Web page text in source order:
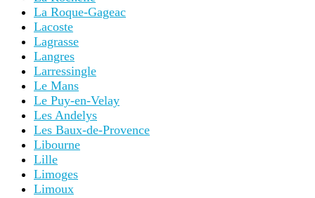
La Roque-Gageac
Lacoste
Lagrasse
Langres
Larressingle
Le Mans
Le Puy-en-Velay
Les Andelys
Les Baux-de-Provence
Libourne
Lille
Limoges
Limoux